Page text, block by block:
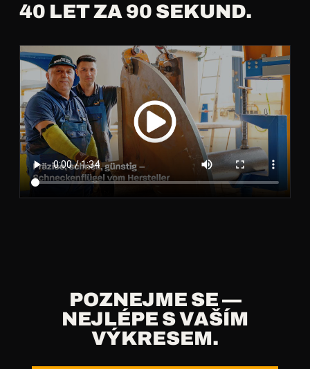
40 LET ZA 90 SEKUND.
POZNEJME SE —
NEJLÉPE S VAŠÍM
VÝKRESEM.